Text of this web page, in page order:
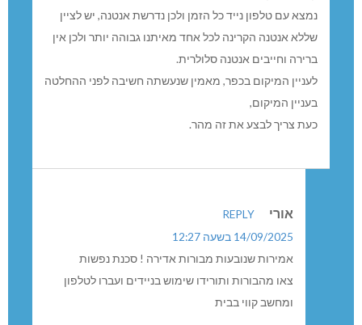
14/09/2025 בשעה 05:00
קל להתלונן על האנטנה, המציאות היא שרובנו המכריע
נמצא עם טלפון נייד כל הזמן ולכן נדרשת אנטנה, יש לציין
שללא אנטנה הקרינה לכל אחד מאיתנו גבוהה יותר ולכן אין
ברירה וחייבים אנטנה סלולרית.
לעניין המיקום בכפר, מאמין שנעשתה חשיבה לפני ההחלטה
אורי
REPLY
14/09/2025 בשעה 12:27
אמירות שנובעות מבורות אדירה ! סכנת נפשות